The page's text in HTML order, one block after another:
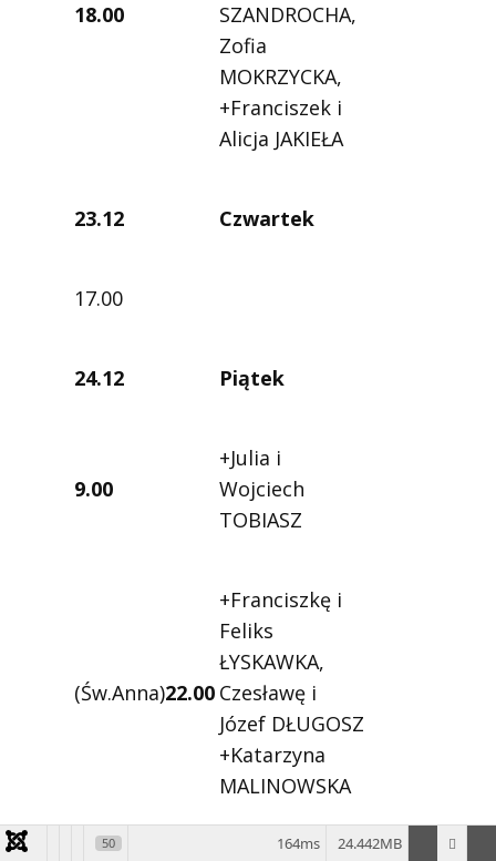
18.00
SZANDROCHA,
Zofia
MOKRZYCKA,
+Franciszek i
Alicja JAKIEŁA
23.12 Czwartek
17.00
24.12 Piątek
9.00
+Julia i
Wojciech
TOBIASZ
(Św.Anna)22.00
+Franciszkę i
Feliks
ŁYSKAWKA,
Czesławę i
Józef DŁUGOSZ
+Katarzyna
MALINOWSKA
50 24.442MB
164ms